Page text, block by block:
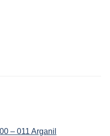
– 011 Arganil